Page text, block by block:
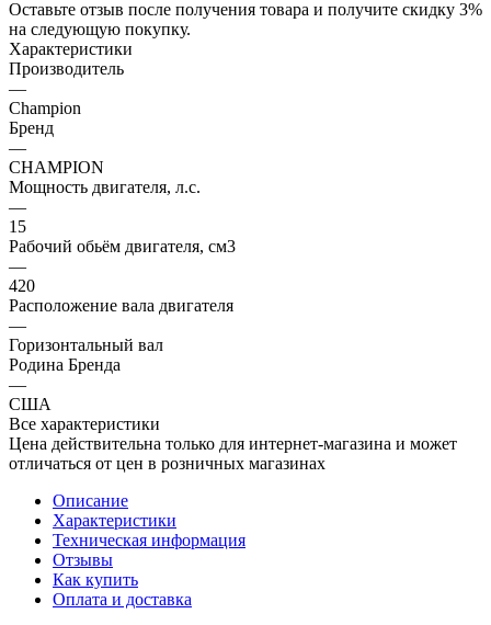
Оставьте отзыв после получения товара и получите скидку 3%
на следующую покупку.
Характеристики
Производитель
—
Champion
Бренд
—
CHAMPION
Мощность двигателя, л.с.
—
15
Рабочий обьём двигателя, см3
—
420
Расположение вала двигателя
—
Горизонтальный вал
Родина Бренда
—
США
Все характеристики
Цена действительна только для интернет-магазина и может
отличаться от цен в розничных магазинах
Описание
Характеристики
Техническая информация
Отзывы
Как купить
Оплата и доставка